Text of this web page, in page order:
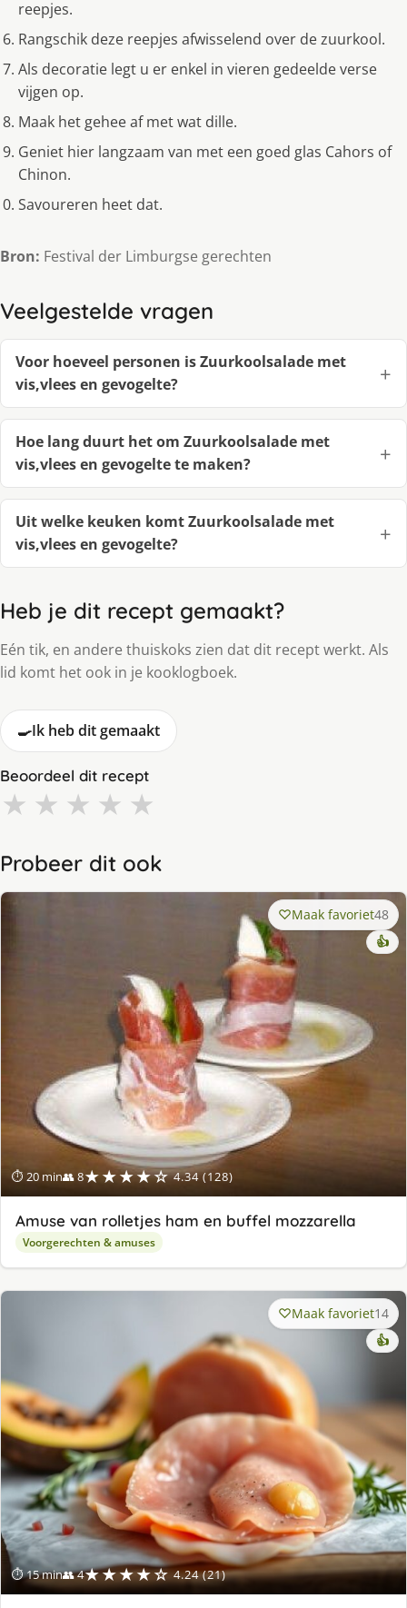
reepjes.
Rangschik deze reepjes afwisselend over de zuurkool.
Als decoratie legt u er enkel in vieren gedeelde verse
vijgen op.
Maak het gehee af met wat dille.
Geniet hier langzaam van met een goed glas Cahors of
Chinon.
Savoureren heet dat.
Bron: Festival der Limburgse gerechten
Veelgestelde vragen
Voor hoeveel personen is Zuurkoolsalade met
vis,vlees en gevogelte?
Hoe lang duurt het om Zuurkoolsalade met
vis,vlees en gevogelte te maken?
Uit welke keuken komt Zuurkoolsalade met
vis,vlees en gevogelte?
Heb je dit recept gemaakt?
Eén tik, en andere thuiskoks zien dat dit recept werkt. Als
lid komt het ook in je kooklogboek.
🍳Ik heb dit gemaakt
Beoordeel dit recept
★ ★ ★ ★ ★
Probeer dit ook
⏱ 20 min👥 8★★★★☆ 4.34 (128)
Maak favoriet48
👍
Amuse van rolletjes ham en buffel mozzarella
Voorgerechten & amuses
⏱ 15 min👥 4★★★★☆ 4.24 (21)
Maak favoriet14
👍